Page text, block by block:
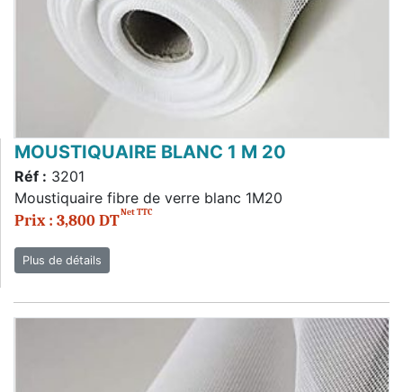
MOUSTIQUAIRE BLANC 1 M 20
Réf : 3201
Moustiquaire fibre de verre blanc 1M20
Prix : 3,800 DTNet TTC
Plus de détails